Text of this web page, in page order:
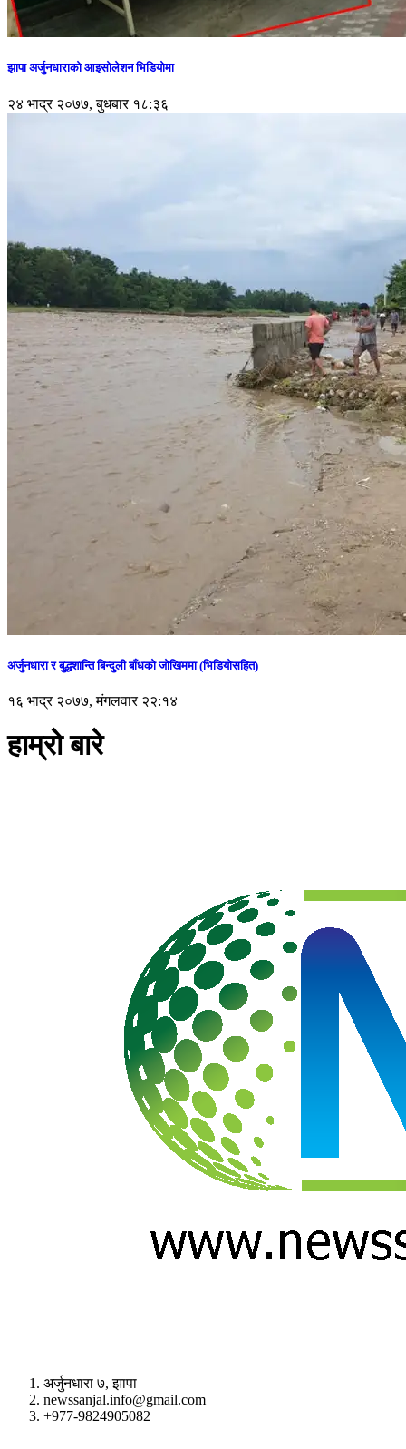
झापा अर्जुनधाराको आइसोलेशन भिडियोमा
२४ भाद्र २०७७, बुधबार १८:३६
अर्जुनधारा र बुद्धशान्ति बिन्दुली बाँधको जोखिममा (भिडियाेसहित)
१६ भाद्र २०७७, मंगलवार २२:१४
हाम्रो बारे
अर्जुनधारा ७, झापा
newssanjal.info@gmail.com
+977-9824905082